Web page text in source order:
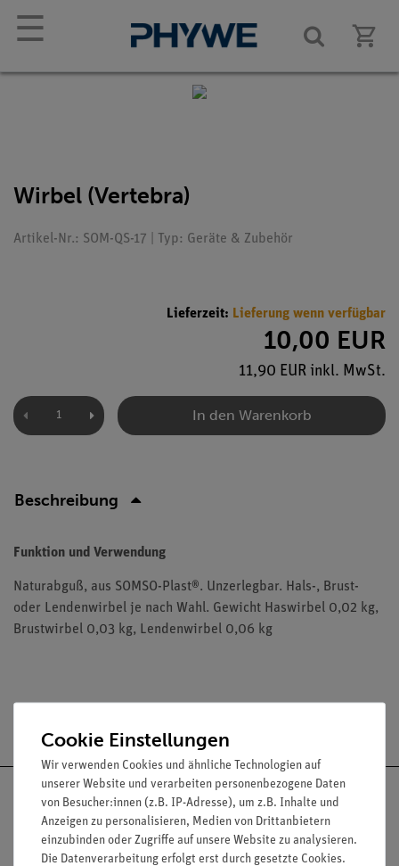
☰
Wirbel (Vertebra)
Artikel-Nr.: SOM-QS-17 | Typ: Geräte & Zubehör
Lieferzeit: Lieferung wenn verfügbar
10,00 EUR
11,90 EUR inkl. MwSt.
In den Warenkorb
Beschreibung
Funktion und Verwendung
Naturabguß, aus SOMSO-Plast®. Unzerlegbar. Hals-, Brust-
oder Lendenwirbel je nach Wahl. Gewicht Haswirbel 0,02 kg,
Brustwirbel 0,03 kg, Lendenwirbel 0,06 kg
Nach oben
Cookie Einstellungen
Wir verwenden Cookies und ähnliche Technologien auf
unserer Website und verarbeiten personenbezogene Daten
von Besucher:innen (z.B. IP-Adresse), um z.B. Inhalte und
Anzeigen zu personalisieren, Medien von Drittanbietern
einzubinden oder Zugriffe auf unsere Website zu analysieren.
Die Datenverarbeitung erfolgt erst durch gesetzte Cookies.